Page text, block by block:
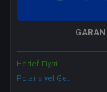
GARAN
Hedef Fiyat
Potansiyel Getiri